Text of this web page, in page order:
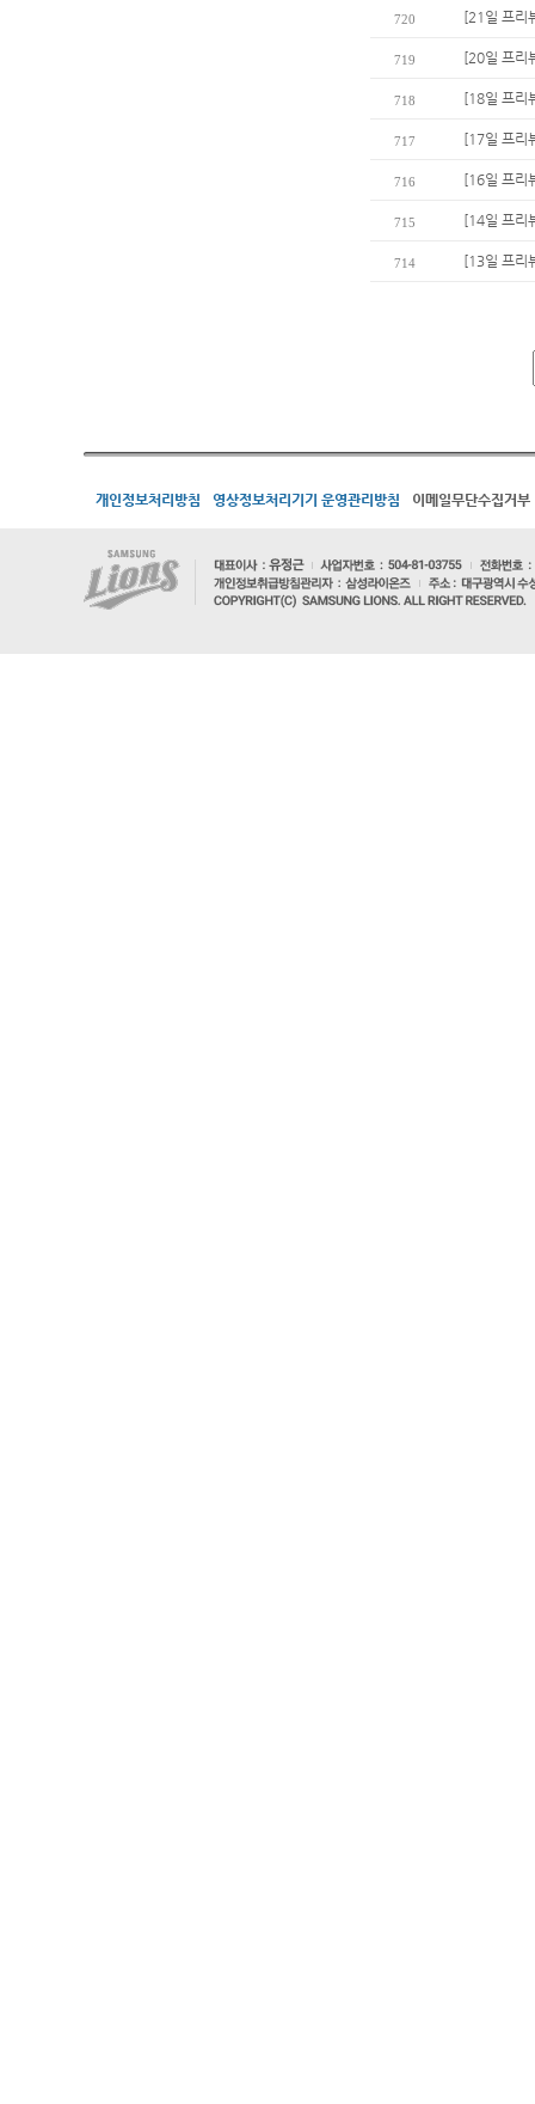
720 [21일 프리
719 [20일 프리
718 [18일 프리
717 [17일 프리
716 [16일 프리
715 [14일 프리
714 [13일 프리
개인정보처리방침 영상정보처리기기 운영관리방침 이메일무단수집거부